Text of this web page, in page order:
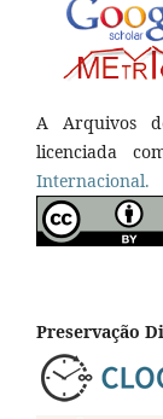
A Arquivos
licenciada
Internacional.
Preservação